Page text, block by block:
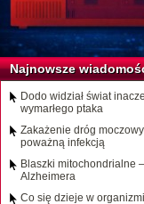
Najnowsze
Dodo widział świat
wymarłego ptaka
Zakażenie dróg
poważną infekcją
Blaszki mitochondrialne
Alzheimera
Co się dzieje w